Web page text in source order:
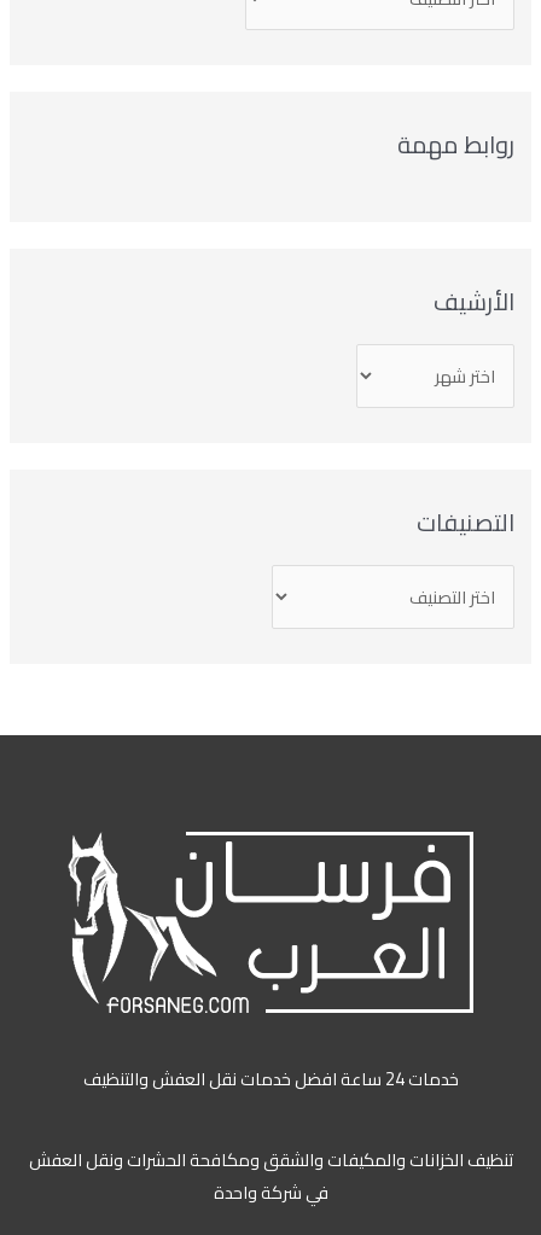
روابط مهمة
الأرشيف
التصنيفات
خدمات 24 ساعة افضل خدمات نقل العفش والتنظيف
تنظيف الخزانات والمكيفات والشقق ومكافحة الحشرات ونقل العفش
في شركة واحدة